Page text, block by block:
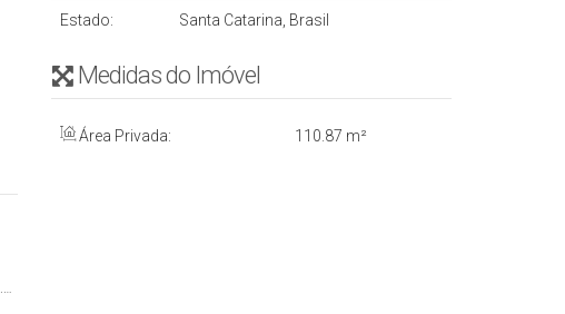
Estado: Santa Catarina, Brasil
Medidas do Imóvel
Área Privada: 110 .87 m²